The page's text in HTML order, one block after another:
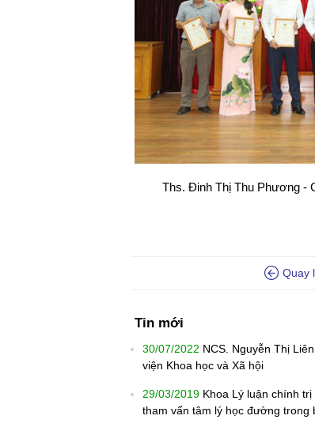
Ths. Đinh Thị Thu Phương -
Quay
Tin mới
30/07/2022 NCS. Nguyễn Thị
viện Khoa học và Xã hội
29/03/2019 Khoa Lý luận chính
tham vấn tâm lý học đường trong